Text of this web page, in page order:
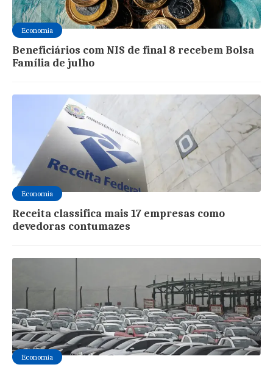
Economia
Beneficiários com NIS de final 8 recebem Bolsa
Família de julho
Economia
Receita classifica mais 17 empresas como
devedoras contumazes
Economia